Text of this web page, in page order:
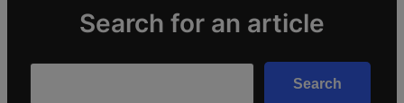
Search for an article
Search